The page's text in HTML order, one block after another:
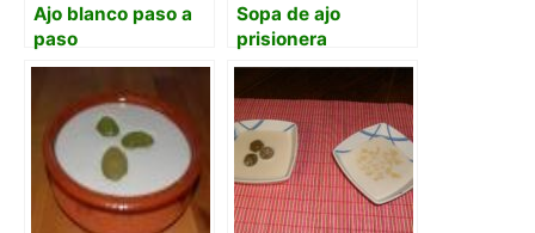
Ajo blanco paso a
paso
Sopa de ajo
prisionera